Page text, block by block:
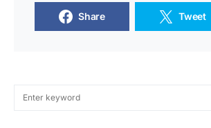
Share Tweet